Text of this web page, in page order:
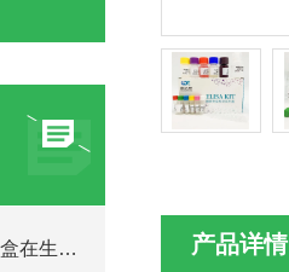
探针法荧光定量PCR试剂盒在生物领域中的重要性 产品详情